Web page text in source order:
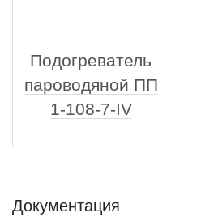
Подогреватель
пароводяной ПП
1-108-7-IV
Документация